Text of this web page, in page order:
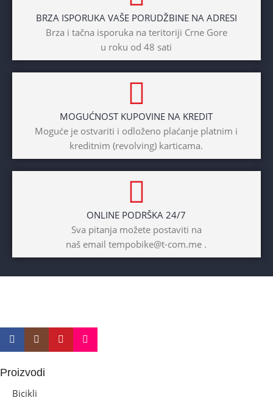
Unisex
BICIKLI-TIP RAMA
Prednji amotrizer
Disk mehanički
BRZA ISPORUKA VAŠE PORUDŽBINE NA ADRESI
Brza i tačna isporuka na teritoriji Crne Gore
u roku od 48 sati
MOGUĆNOST KUPOVINE NA KREDIT
Moguće je ostvariti i odloženo plaćanje platnim i
kreditnim (revolving) karticama.
ONLINE PODRŠKA 24/7
Sva pitanja možete postaviti na
naš email tempobike@t-com.me .
Proizvodi
Bicikli